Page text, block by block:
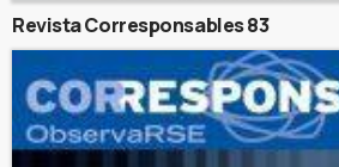
Revista Corresponsables 83